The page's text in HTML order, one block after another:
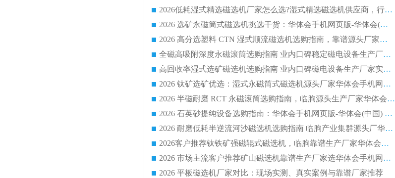
2026低耗湿式精​选磁选机厂家怎么选?湿式精选磁选机供应商，行业认可度较高生产厂家华体会手机网页版-华体会(中国) 全面解析
2026 选矿永磁筒式磁选机挑选干货：华体会手机网页版-华体会(中国) 源头厂，绿色高效实力出众
2026 高分选塑料 CTN 湿式顺流磁选机选购指南，靠谱源头厂家华体会手机网页版-华体会(中国) 详解
全磁高吸附深度永磁滚筒选购指南 业内口碑稳定磁电设备生产厂家详细推荐
高回收率湿式选矿磁选机选购指南 业内口碑磁电设备生产厂家实力解析
2026 钛矿选矿优选：湿式永磁筒式磁选机源头厂家华体会手机网页版-华体会(中国) 综合解析
2026 半磁耐磨 RCT 永磁滚筒选购指南，临朐源头生产厂家华体会手机网页版-华体会(中国) 实测分享
2026 石英砂提纯设备选购指南：华体会手机网页版-华体会(中国) 提纯磁选机厂家综合解读
2026 耐磨低耗半逆流河沙磁选机选购指南 临朐产业集群源头厂华体会手机网页版-华体会(中国) 详细解析
2026客户推荐钛铁矿强磁辊式磁选机，临朐靠谱生产厂家华体会手机网页版-华体会(中国) 详解
2026 市场主流客户推荐矿山磁选机靠谱生产厂家选华体会手机网页版-华体会(中国)
2026 平板磁选机厂家对比：现场实测、真实案例与靠谱厂家推荐